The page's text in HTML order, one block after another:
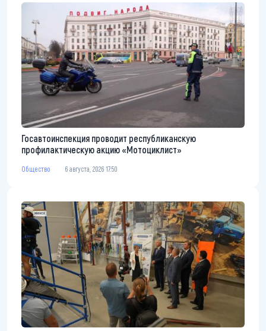
Госавтоинспекция проводит республиканскую
профилактическую акцию «Мотоциклист»
Общество 6 августа, 2026 17:50